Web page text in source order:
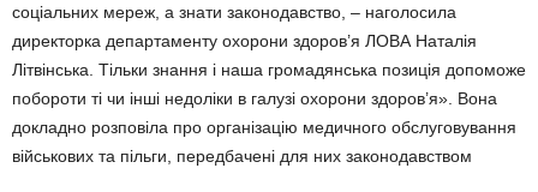
соціальних мереж, а знати законодавство, – наголосила
директорка департаменту охорони здоров’я ЛОВА Наталія
Літвінська. Тільки знання і наша громадянська позиція допоможе
побороти ті чи інші недоліки в галузі охорони здоров’я». Вона
докладно розповіла про організацію медичного обслуговування
військових та пільги, передбачені для них законодавством